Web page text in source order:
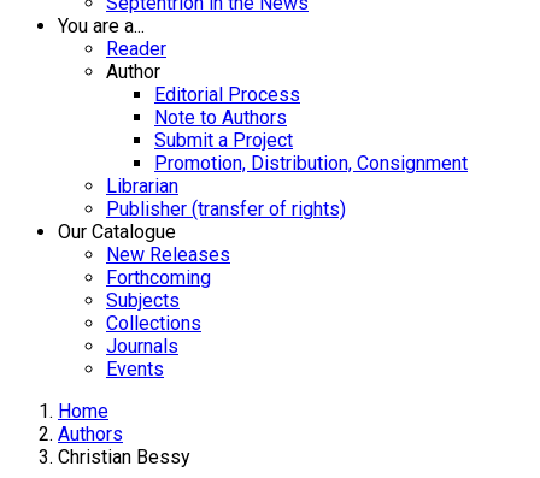
You are a...
Reader
Author
Editorial Process
Note to Authors
Submit a Project
Promotion, Distribution, Consignment
Librarian
Publisher (transfer of rights)
Our Catalogue
New Releases
Forthcoming
Subjects
Collections
Journals
Events
Home
Authors
Christian Bessy